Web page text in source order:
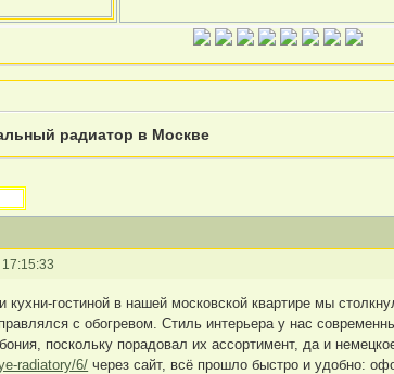
радиатор в Москве
кухни-гостиной в нашей московской квартире мы
с обогревом. Стиль интерьера у нас
поскольку порадовал их ассортимент, да и
radiatory/6/ через сайт, всё прошло быстро и удобно: